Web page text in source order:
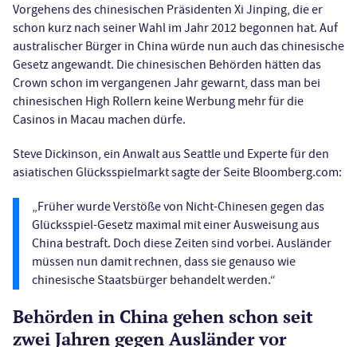
Vorgehens des chinesischen Präsidenten Xi Jinping, die er
schon kurz nach seiner Wahl im Jahr 2012 begonnen hat. Auf
australischer Bürger in China würde nun auch das chinesische
Gesetz angewandt. Die chinesischen Behörden hätten das
Crown schon im vergangenen Jahr gewarnt, dass man bei
chinesischen High Rollern keine Werbung mehr für die
Casinos in Macau machen dürfe.
Steve Dickinson, ein Anwalt aus Seattle und Experte für den
asiatischen Glücksspielmarkt sagte der Seite Bloomberg.com:
„Früher wurde Verstöße von Nicht-Chinesen gegen das
Glücksspiel-Gesetz maximal mit einer Ausweisung aus
China bestraft. Doch diese Zeiten sind vorbei. Ausländer
müssen nun damit rechnen, dass sie genauso wie
chinesische Staatsbürger behandelt werden.“
Behörden in China gehen schon seit
zwei Jahren gegen Ausländer vor